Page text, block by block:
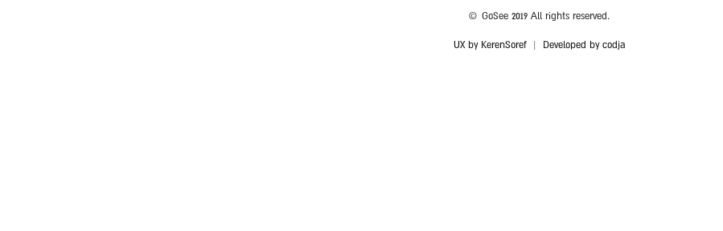
© GoSee 2019 All rights reserved.
UX by KerenSoref| Developed by codja